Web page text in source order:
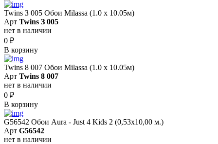
Twins З 005 Обои Milassa (1.0 х 10.05м)
Арт Twins З 005
нет в наличии
0 ₽
В корзину
Twins 8 007 Обои Milassa (1.0 х 10.05м)
Арт Twins 8 007
нет в наличии
0 ₽
В корзину
G56542 Обои Aura - Just 4 Kids 2 (0,53х10,00 м.)
Арт G56542
нет в наличии